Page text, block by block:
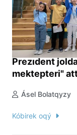
Prezıdent
mektepteri"
Ásel Bolatqyzy
Kóbirek oqý